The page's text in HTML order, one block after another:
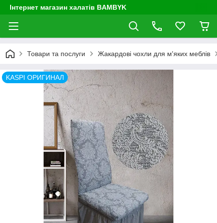
Інтернет магазин халатів BAMBYK
Товари та послуги Жакардові чохли для м'яких меблів
KASPI ОРИГИНАЛ